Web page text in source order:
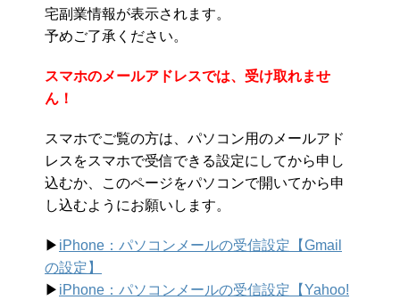
宅副業情報が表示されます。
予めご了承ください。
スマホのメールアドレスでは、受け取れませ
ん！
スマホでご覧の方は、パソコン用のメールアド
レスをスマホで受信できる設定にしてから申し
込むか、このページをパソコンで開いてから申
し込むようにお願いします。
▶︎ iPhone：パソコンメールの受信設定【Gmail
の設定】
▶︎ iPhone：パソコンメールの受信設定【Yahoo!